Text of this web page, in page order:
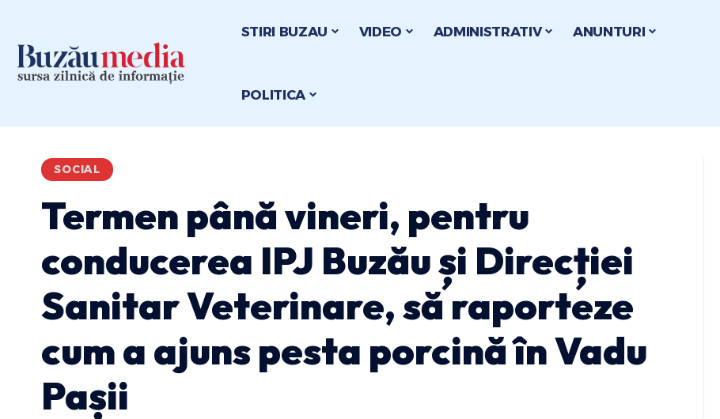
STIRI BUZAU VIDEO ADMINISTRATIV ANUNTURI
POLITICA
SOCIAL
Termen până vineri, pentru
conducerea IPJ Buzău și Direcției
Sanitar Veterinare, să raporteze
cum a ajuns pesta porcină în Vadu
Pașii